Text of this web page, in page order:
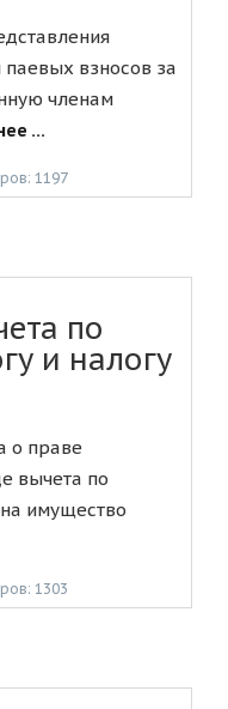
взносов за
членам
...
1197
по
и налогу
о праве
вычета по
имущество
1303